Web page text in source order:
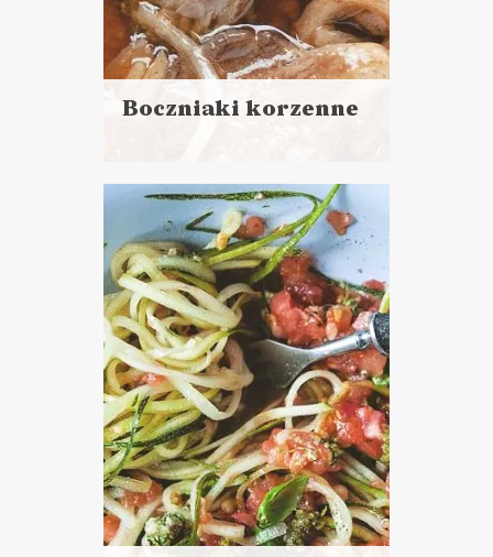
Boczniaki korzenne
więcej
Czas przygotowania: 30 minut
+ noc w lodówce
DO CHLEBA
PRZYSTAWKI
BOŻE NARODZENIE ?
ŚWIATOWY DZIEŃ
WEGETARIANIZMU